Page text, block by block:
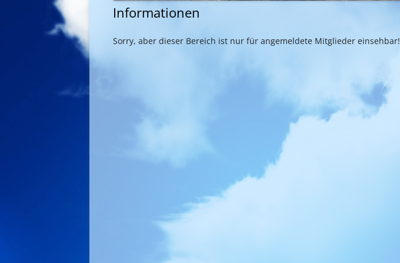
Informationen
Sorry, aber dieser Bereich ist nur für angemeldete Mitglieder einsehbar!